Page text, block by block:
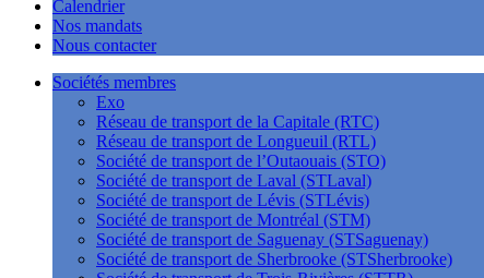
Calendrier
Nos mandats
Nous contacter
Sociétés membres
Exo
Réseau de transport de la Capitale (RTC)
Réseau de transport de Longueuil (RTL)
Société de transport de l’Outaouais (STO)
Société de transport de Laval (STLaval)
Société de transport de Lévis (STLévis)
Société de transport de Montréal (STM)
Société de transport de Saguenay (STSaguenay)
Société de transport de Sherbrooke (STSherbrooke)